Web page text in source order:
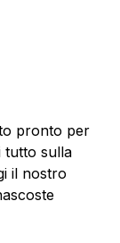
pronto per
tutto sulla
il nostro